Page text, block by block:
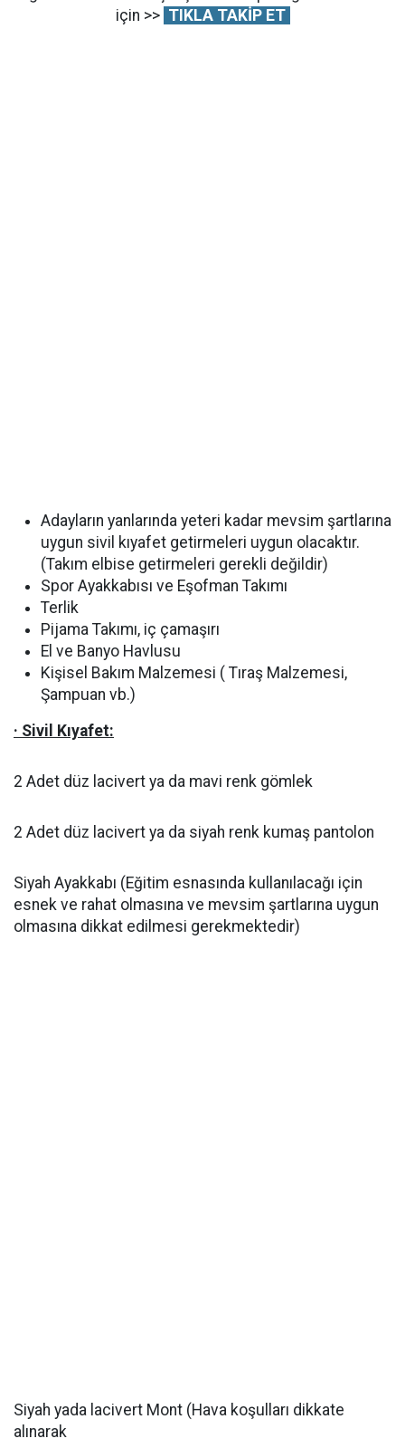
için >> TIKLA TAKİP ET
Adayların yanlarında yeteri kadar mevsim şartlarına
uygun sivil kıyafet getirmeleri uygun olacaktır.
(Takım elbise getirmeleri gerekli değildir)
Spor Ayakkabısı ve Eşofman Takımı
Terlik
Pijama Takımı, iç çamaşırı
El ve Banyo Havlusu
Kişisel Bakım Malzemesi ( Tıraş Malzemesi,
Şampuan vb.)
· Sivil Kıyafet:
2 Adet düz lacivert ya da mavi renk gömlek
2 Adet düz lacivert ya da siyah renk kumaş pantolon
Siyah Ayakkabı (Eğitim esnasında kullanılacağı için
esnek ve rahat olmasına ve mevsim şartlarına uygun
olmasına dikkat edilmesi gerekmektedir)
Siyah yada lacivert Mont (Hava koşulları dikkate
alınarak